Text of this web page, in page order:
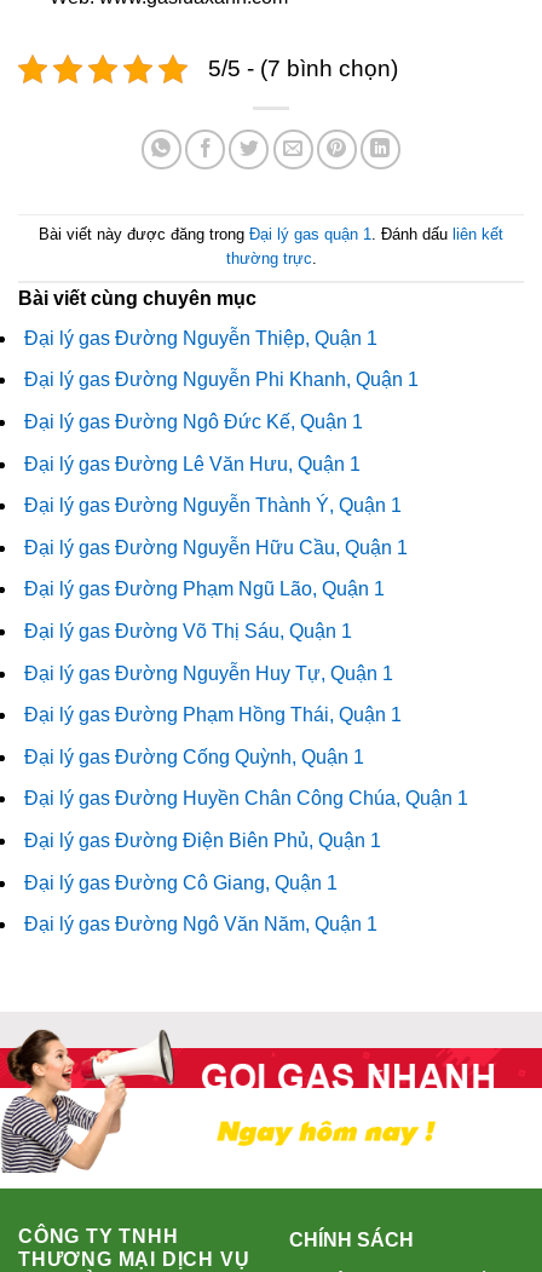
5/5 - (7 bình chọn)
Bài viết này được đăng trong Đại lý gas quận 1. Đánh dấu liên kết
thường trực.
Bài viết cùng chuyên mục
Đại lý gas Đường Nguyễn Thiệp, Quận 1
Đại lý gas Đường Nguyễn Phi Khanh, Quận 1
Đại lý gas Đường Ngô Đức Kế, Quận 1
Đại lý gas Đường Lê Văn Hưu, Quận 1
Đại lý gas Đường Nguyễn Thành Ý, Quận 1
Đại lý gas Đường Nguyễn Hữu Cầu, Quận 1
Đại lý gas Đường Phạm Ngũ Lão, Quận 1
Đại lý gas Đường Võ Thị Sáu, Quận 1
Đại lý gas Đường Nguyễn Huy Tự, Quận 1
Đại lý gas Đường Phạm Hồng Thái, Quận 1
Đại lý gas Đường Cống Quỳnh, Quận 1
Đại lý gas Đường Huyền Chân Công Chúa, Quận 1
Đại lý gas Đường Điện Biên Phủ, Quận 1
Đại lý gas Đường Cô Giang, Quận 1
Đại lý gas Đường Ngô Văn Năm, Quận 1
CÔNG TY TNHH
THƯƠNG MẠI DỊCH VỤ
CHÍNH SÁCH